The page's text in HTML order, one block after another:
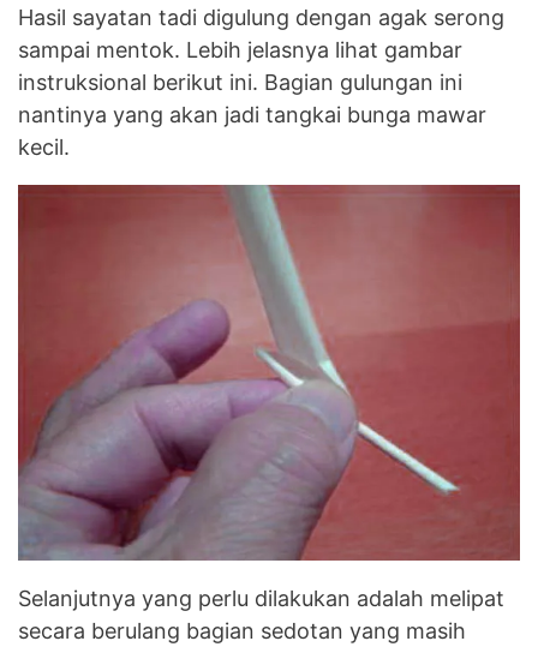
Hasil sayatan tadi digulung dengan agak serong
sampai mentok. Lebih jelasnya lihat gambar
instruksional berikut ini. Bagian gulungan ini
nantinya yang akan jadi tangkai bunga mawar
kecil.
Selanjutnya yang perlu dilakukan adalah melipat
secara berulang bagian sedotan yang masih